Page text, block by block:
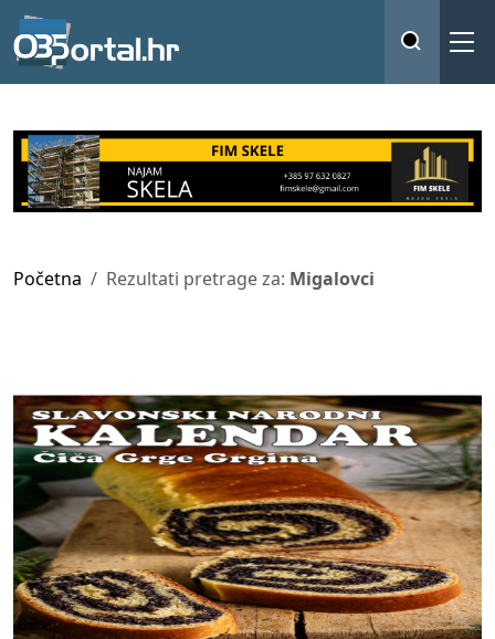
Početna Rezultati pretrage za: Migalovci